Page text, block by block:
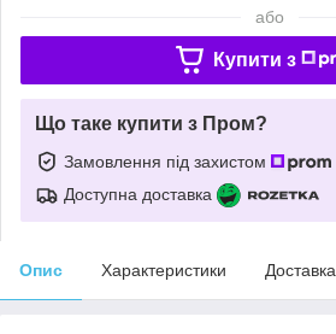
або
Купити з
Що таке купити з Пром?
Замовлення під захистом
Доступна доставка
Опис Характеристики Доставка